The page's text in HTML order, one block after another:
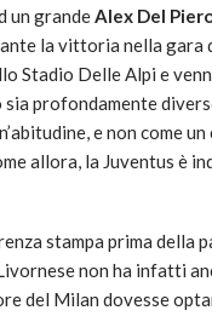
un grandeAlex Del
la vittoria nella
Stadio Delle Alpi e
sia profondamente
e non come
allora, la Juventus è
stampa prima della
non ha infatti
del Milan dovesse